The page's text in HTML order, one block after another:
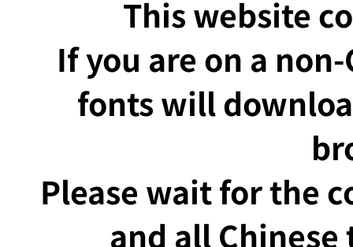
This website
If you are on a
fonts will
Please wait for the
and all